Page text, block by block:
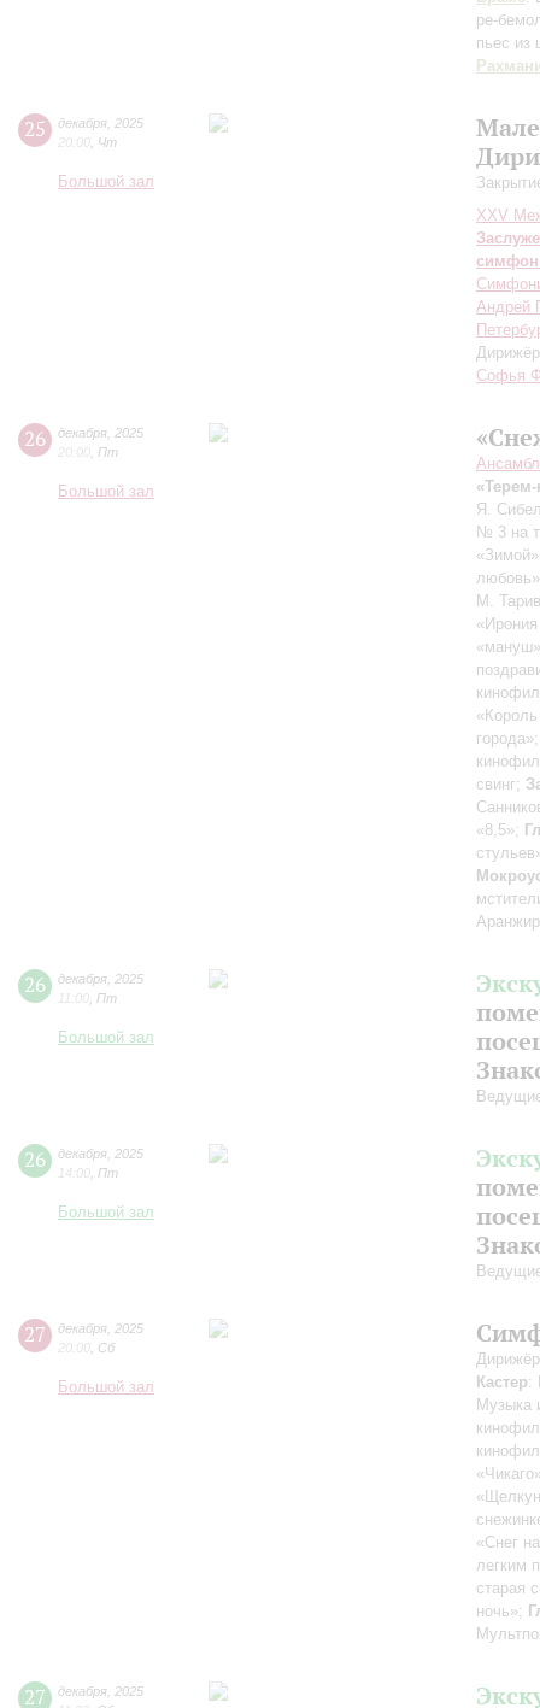
ре-
пьес из
25 декабря 2025
20:00 Чт
Большой зал
XXV
Андрей
Софья
26 декабря 2025
20:00 Пт
Большой зал
«Терем-
Я.
№ 3 на
М.
свинг;
«8,5»;
26 декабря 2025
11:00 Пт
Большой зал
26 декабря 2025
14:00 Пт
Большой зал
27 декабря 2025
20:00 Сб
Большой зал
Кастер:
Музыка
«Снег
легким
старая
ночь»;
27 декабря 2025